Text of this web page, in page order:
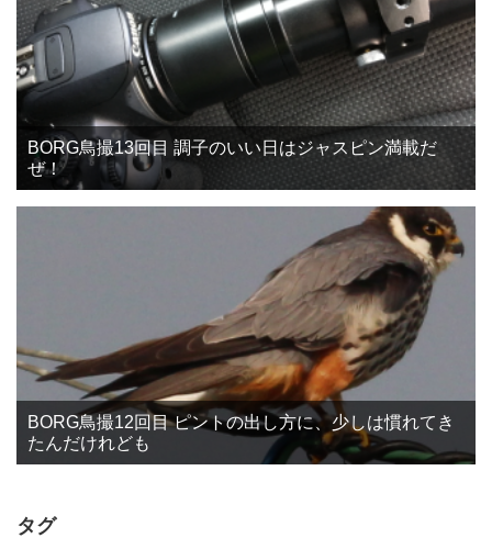
BORG鳥撮13回目 調子のいい日はジャスピン満載だ
ぜ！
BORG鳥撮12回目 ピントの出し方に、少しは慣れてき
たんだけれども
タグ